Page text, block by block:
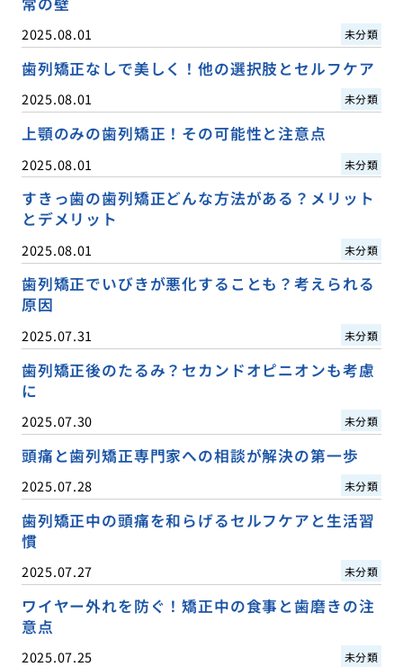
2025.08.01 未分類
歯列矯正なしで美しく！他の選択肢とセルフケア
2025.08.01 未分類
上顎のみの歯列矯正！その可能性と注意点
2025.08.01 未分類
すきっ歯の歯列矯正どんな方法がある？メリット
とデメリット
2025.08.01 未分類
歯列矯正でいびきが悪化することも？考えられる
原因
2025.07.31 未分類
歯列矯正後のたるみ？セカンドオピニオンも考慮
に
2025.07.30 未分類
頭痛と歯列矯正専門家への相談が解決の第一歩
2025.07.28 未分類
歯列矯正中の頭痛を和らげるセルフケアと生活習
慣
2025.07.27 未分類
ワイヤー外れを防ぐ！矯正中の食事と歯磨きの注
意点
2025.07.25 未分類